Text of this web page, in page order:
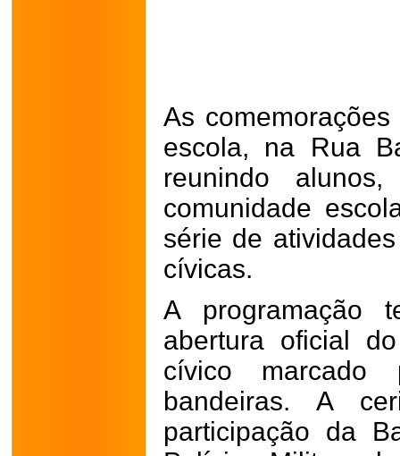
As
escola, na Rua
reunindo alunos,
comunidade
série de
cívicas.
A programação
abertura oficial
cívico marcado
bandeiras. A
participação da